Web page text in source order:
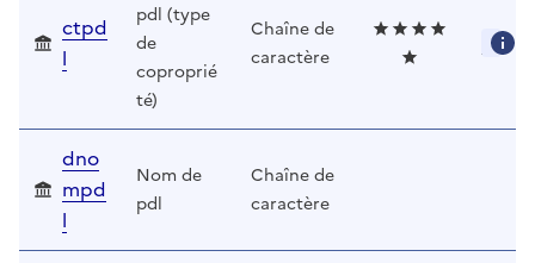
ctpd
l
pdl (type
de
coproprié
té)
Chaîne de
caractère
dno
mpd
l
Nom de
pdl
Chaîne de
caractère